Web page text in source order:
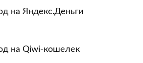
на Яндекс.Деньги
на Qiwi-кошелек